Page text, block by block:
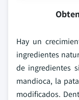
Hay un
ingredientes
de ingredientes
mandioca, la
modificados.